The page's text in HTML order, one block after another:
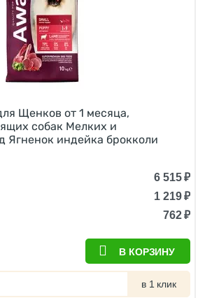
Щенков от 1 месяца,
собак Мелких и
Ягненок индейка брокколи
6 515₽
1 219₽
762₽
В КОРЗИНУ
в 1 клик